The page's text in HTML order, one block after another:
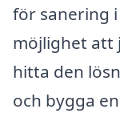
för sanering
möjlighet att
hitta den
och bygga